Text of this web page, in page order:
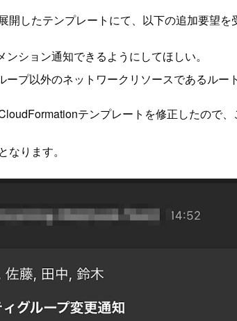
開したテンプレートにて、以下の追加要望を
ション通知できるようにしてほしい。
ープ以外のネットワークリソースであるルー
テンプレートを修正したので、
なります。